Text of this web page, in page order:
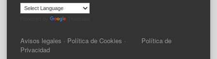
Avisos legales · Política de Cookies · Política de
Privacidad